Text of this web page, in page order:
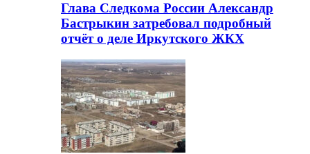
Глава Следкома России Александр
Бастрыкин затребовал подробный
отчёт о деле Иркутского ЖКХ